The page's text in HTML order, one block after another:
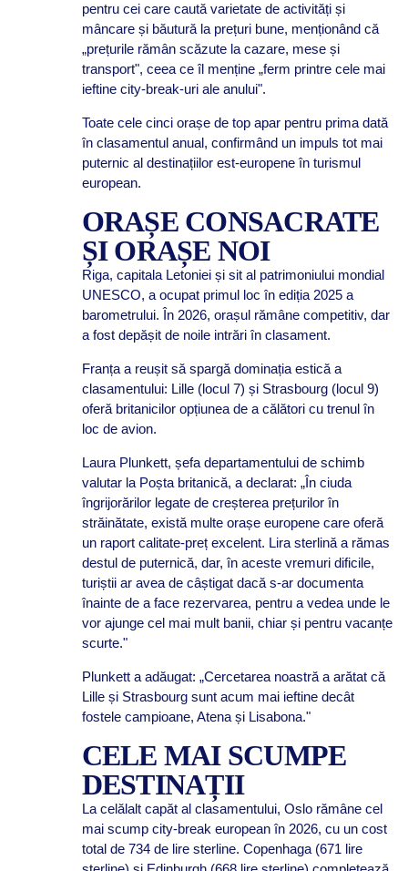
pentru cei care caută varietate de activități și
mâncare și băutură la prețuri bune, menționând că
„prețurile rămân scăzute la cazare, mese și
transport", ceea ce îl menține „ferm printre cele mai
ieftine city-break-uri ale anului".
Toate cele cinci orașe de top apar pentru prima dată
în clasamentul anual, confirmând un impuls tot mai
puternic al destinațiilor est-europene în turismul
european.
ORAȘE CONSACRATE
ȘI ORAȘE NOI
Riga, capitala Letoniei și sit al patrimoniului mondial
UNESCO, a ocupat primul loc în ediția 2025 a
barometrului. În 2026, orașul rămâne competitiv, dar
a fost depășit de noile intrări în clasament.
Franța a reușit să spargă dominația estică a
clasamentului: Lille (locul 7) și Strasbourg (locul 9)
oferă britanicilor opțiunea de a călători cu trenul în
loc de avion.
Laura Plunkett, șefa departamentului de schimb
valutar la Poșta britanică, a declarat: „În ciuda
îngrijorărilor legate de creșterea prețurilor în
străinătate, există multe orașe europene care oferă
un raport calitate-preț excelent. Lira sterlină a rămas
destul de puternică, dar, în aceste vremuri dificile,
turiștii ar avea de câștigat dacă s-ar documenta
înainte de a face rezervarea, pentru a vedea unde le
vor ajunge cel mai mult banii, chiar și pentru vacanțe
scurte."
Plunkett a adăugat: „Cercetarea noastră a arătat că
Lille și Strasbourg sunt acum mai ieftine decât
fostele campioane, Atena și Lisabona."
CELE MAI SCUMPE
DESTINAȚII
La celălalt capăt al clasamentului, Oslo rămâne cel
mai scump city-break european în 2026, cu un cost
total de 734 de lire sterline. Copenhaga (671 lire